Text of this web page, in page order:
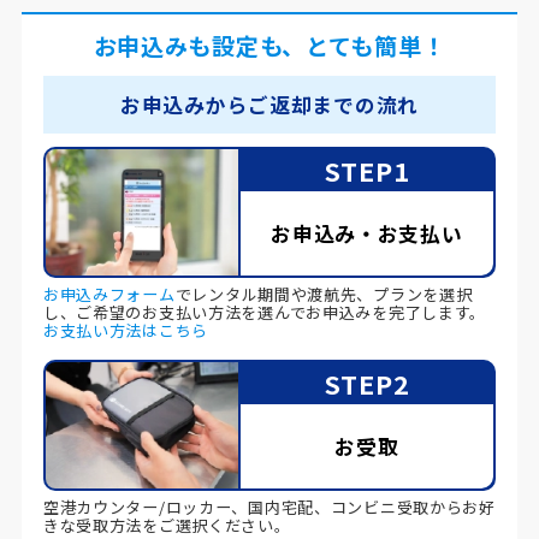
お申込みも設定も、とても簡単！
お申込みからご返却までの流れ
STEP1
お申込み・お支払い
お申込みフォームでレンタル期間や渡航先、プランを選択
し、ご希望のお支払い方法を選んでお申込みを完了します。
お支払い方法はこちら
STEP2
お受取
空港カウンター/ロッカー、国内宅配、コンビニ受取からお好
きな受取方法をご選択ください。